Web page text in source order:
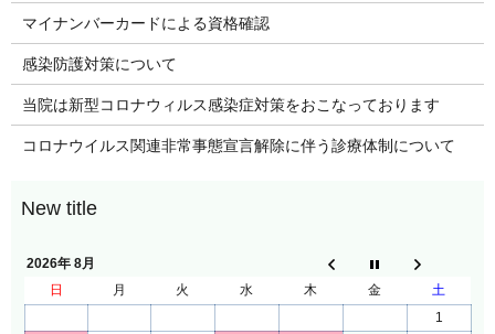
マイナンバーカードによる資格確認
感染防護対策について
当院は新型コロナウィルス感染症対策をおこなっております
コロナウイルス関連非常事態宣言解除に伴う診療体制について
2026年 8月
日
月 火 水 木 金
土
1